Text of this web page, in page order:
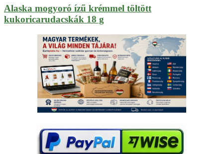
Alaska mogyoró ízű krémmel töltött
kukoricarudacskák 18 g